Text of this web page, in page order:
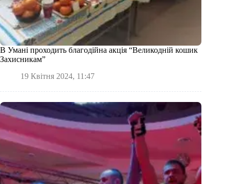
В Умані проходить благодійна акція “Великодній кошик
Захисникам”
19 Квітня 2024, 11:47